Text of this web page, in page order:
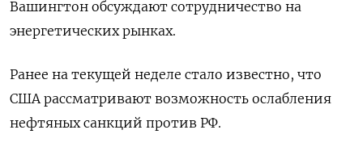
Вашингтон обсуждают сотрудничество на
энергетических рынках.
Ранее на ‌текущей неделе стало известно, что
США рассматривают возможность ослабления
нефтяных санкций против РФ.